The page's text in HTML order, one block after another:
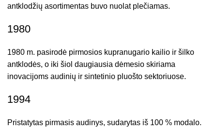
antklodžių asortimentas buvo nuolat plečiamas.
1980
1980 m. pasirodė pirmosios kupranugario kailio ir šilko
antklodės, o iki šiol daugiausia dėmesio skiriama
inovacijoms audinių ir sintetinio pluošto sektoriuose.
1994
Pristatytas pirmasis audinys, sudarytas iš 100 % modalo.